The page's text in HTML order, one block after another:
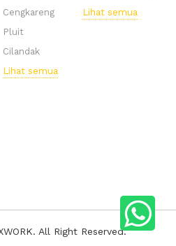
Cengkareng
Pluit
Cilandak
Lihat semua
Lihat semua
All Right Reserved.